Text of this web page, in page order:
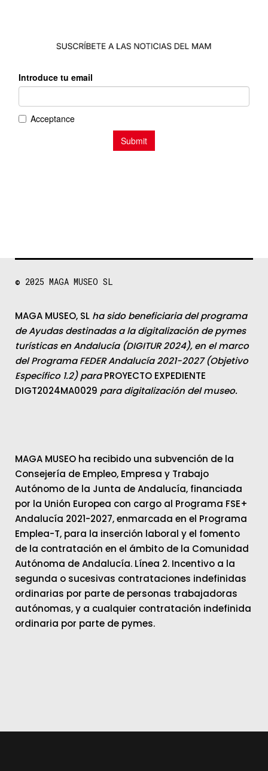
© 2025 MAGA MUSEO SL
MAGA MUSEO, SL ha sido beneficiaria del programa
de Ayudas destinadas a la digitalización de pymes
turísticas en Andalucía (DIGITUR 2024), en el marco
del Programa FEDER Andalucía 2021-2027 (Objetivo
Específico 1.2) paraPROYECTO EXPEDIENTE
DIGT2024MA0029 para digitalización del museo.
MAGA MUSEO ha recibido una subvención de la
Consejería de Empleo, Empresa y Trabajo
Autónomo de la Junta de Andalucía, financiada
por la Unión Europea con cargo al Programa FSE+
Andalucía 2021-2027, enmarcada en el Programa
Emplea-T, para la inserción laboral y el fomento
de la contratación en el ámbito de la Comunidad
Autónoma de Andalucía. Línea 2. Incentivo a la
segunda o sucesivas contrataciones indefinidas
ordinarias por parte de personas trabajadoras
autónomas, y a cualquier contratación indefinida
ordinaria por parte de pymes.